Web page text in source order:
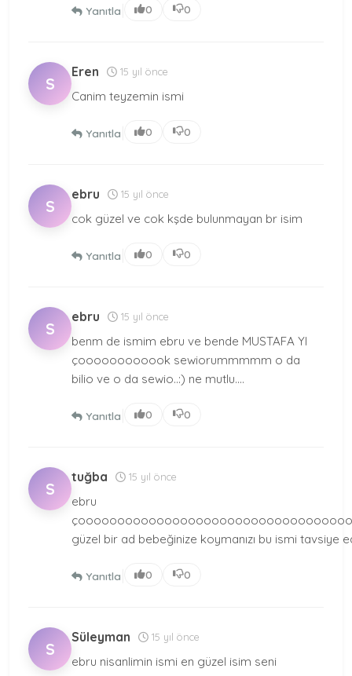
Yanıtla 0 0
S
Eren 15 yıl önce
Canim teyzemin ismi
Yanıtla 0 0
S
ebru 15 yıl önce
cok güzel ve cok kşde bulunmayan br isim
Yanıtla 0 0
S
ebru 15 yıl önce
benm de ismim ebru ve bende MUSTAFA YI
çoooooooooook sewiorummmmm o da
bilio ve o da sewio..:) ne mutlu....
Yanıtla 0 0
S
tuğba 15 yıl önce
ebru
güzel bir ad bebeğinize koymanızı bu ismi tavsiye
Yanıtla 0 0
S
Süleyman 15 yıl önce
ebru nisanlimin ismi en güzel isim seni